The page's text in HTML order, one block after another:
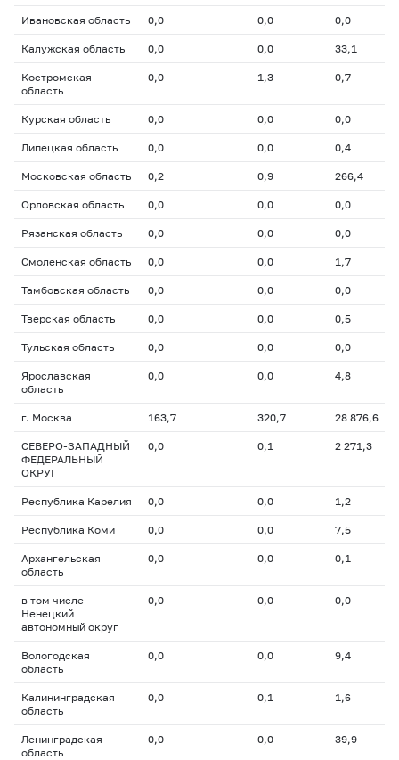
Ивановская область 0,0 0,0 0,0
Калужская область 0,0 0,0 33,1
Костромская
область
0,0 1,3 0,7
Курская область 0,0 0,0 0,0
Липецкая область 0,0 0,0 0,4
Московская область 0,2 0,9 266,4
Орловская область 0,0 0,0 0,0
Рязанская область 0,0 0,0 0,0
Смоленская область 0,0 0,0 1,7
Тамбовская область 0,0 0,0 0,0
Тверская область 0,0 0,0 0,5
Тульская область 0,0 0,0 0,0
Ярославская
область
0,0 0,0 4,8
г. Москва 163,7 320,7 28 876,6
СЕВЕРО-ЗАПАДНЫЙ
ФЕДЕРАЛЬНЫЙ
ОКРУГ
0,0 0,1 2 271,3
Республика Карелия 0,0 0,0 1,2
Республика Коми 0,0 0,0 7,5
Архангельская
область
0,0 0,0 0,1
в том числе
Ненецкий
автономный округ
0,0 0,0 0,0
Вологодская
область
0,0 0,0 9,4
Калининградская
область
0,0 0,1 1,6
Ленинградская
область
0,0 0,0 39,9